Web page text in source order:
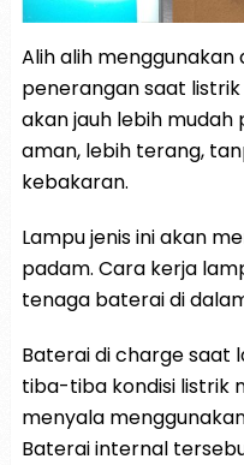
Alih alih menggunakan
penerangan saat
akan jauh lebih
aman, lebih terang,
kebakaran.
Lampu jenis ini akan
padam. Cara kerja
tenaga baterai di
Baterai di charge saat
tiba-tiba kondisi listrik
menyala
Baterai internal